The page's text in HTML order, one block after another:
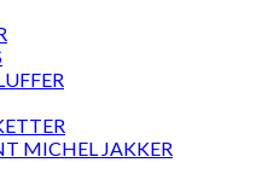
MICHEL JAKKER